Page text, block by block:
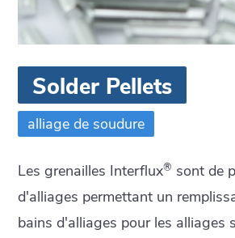
Solder Pellets
alliage de soudure
Les grenailles Interflux® sont de
d'alliages permettant un
bains d'alliages pour les alliages